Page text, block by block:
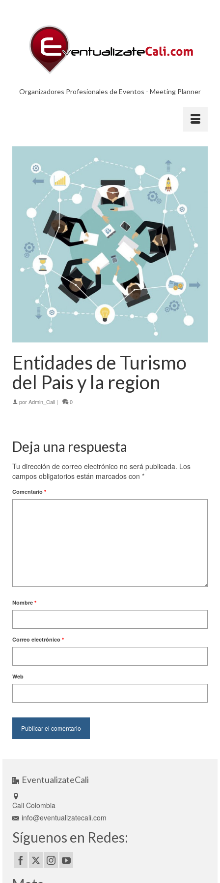
Organizadores Profesionales de Eventos - Meeting Planner
Entidades de Turismo
del Pais y la region
porAdmin_Cali | 0
Deja una respuesta
Tu dirección de correo electrónico no será publicada. Los
campos obligatorios están marcados con *
Comentario *
Nombre *
Correo electrónico *
Web
EventualizateCali
Cali Colombia
info@eventualizatecali.com
Síguenos en Redes: